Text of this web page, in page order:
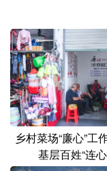
多语种频道
English
Русский
Deutsch
乡村菜场“廉心”工
基层百姓“连